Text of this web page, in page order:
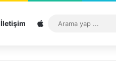
İletişim Sitemap